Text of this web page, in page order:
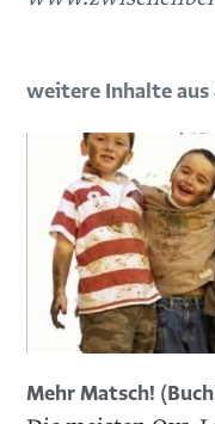
weitere Inhalte aus
Mehr Matsch!